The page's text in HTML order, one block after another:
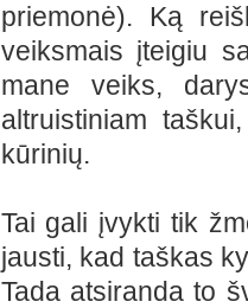
priemonė). Ką
veiksmais įteigiu
mane veiks,
altruistiniam
kūrinių.
Tai gali įvykti tik
jausti, kad taškas
Tada atsiranda to